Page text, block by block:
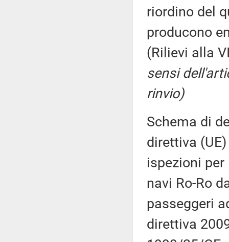
riordino del
producono
(Rilievi alla
sensi
rinvio)
Schema di
direttiva
ispezioni
navi Ro-Ro
passeggeri
direttiva